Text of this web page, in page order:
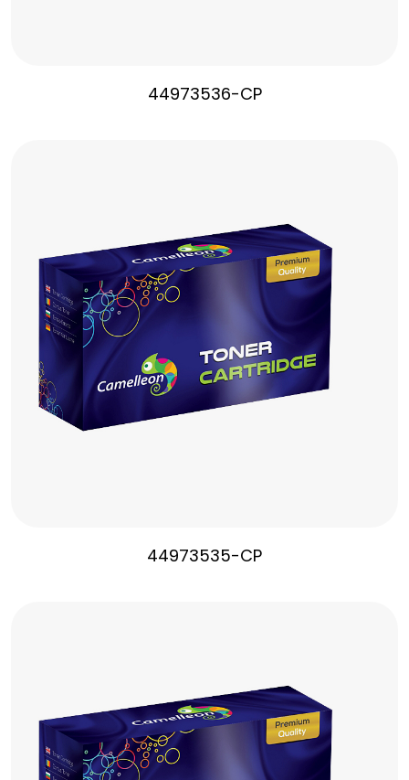
44973536-CP
44973535-CP